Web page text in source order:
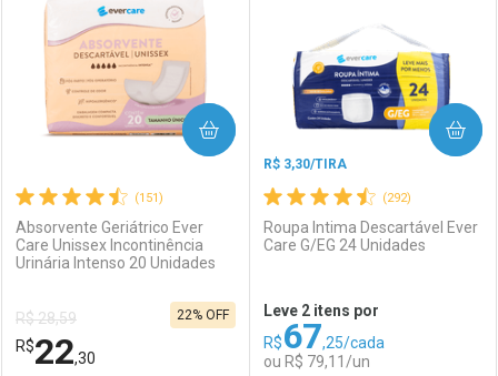
Laboratório
Comprar sem Desconto
Por R$ 12,03/cada
Por Menos
Comprar sem Desconto
Por R$ 12,03/cada
Comprar sem Desconto
Por R$ 3,19/cada
Comprar sem Desconto
Por R$ 3,19/cada
(151)
Absorvente Geriátrico Ever
Care Unissex Incontinência
Urinária Intenso 20 Unidades
R$ 28,59
R$22,30
22% OFF
COMPRAR
(292)
R$ 3,30/TIRA
Roupa Intima Descartável Ever
Care G/EG 24 Unidades
Leve 2 itens por
R$67,25/cada
ou R$ 79,11/un
COMPRAR